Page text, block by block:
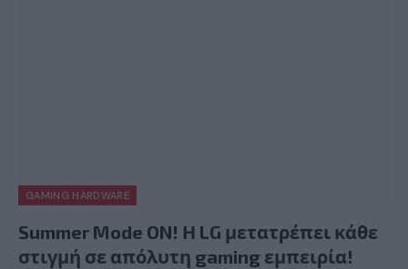
GAMING HARDWARE
Summer Mode ON! Η LG μετατρέπει κάθε
στιγμή σε απόλυτη gaming εμπειρία!